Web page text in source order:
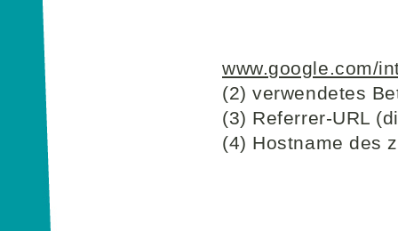
www.google.com/
(2) verwendetes
(3) Referrer-URL
(4) Hostname des